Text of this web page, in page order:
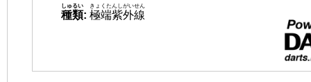
種類
しゅるい
: 極端紫外線
きょくたんしがいせん